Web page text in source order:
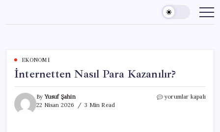
content
EKONOMI
İnternetten Nasıl Para Kazanılır?
ByYusuf Şahin
22 Nisan 2026
3 Min Read
İnternetten
yorumlar kapalı